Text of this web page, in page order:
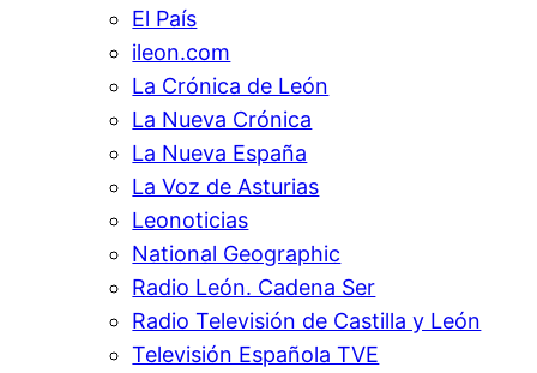
El País
ileon.com
La Crónica de León
La Nueva Crónica
La Nueva España
La Voz de Asturias
Leonoticias
National Geographic
Radio León. Cadena Ser
Radio Televisión de Castilla y León
Televisión Española TVE